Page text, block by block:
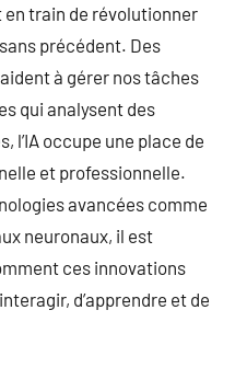
train de révolutionner
précédent. Des
à gérer nos tâches
qui analysent des
l’IA occupe une place de
et professionnelle.
avancées comme
neuronaux, il est
ces innovations
d’apprendre et de